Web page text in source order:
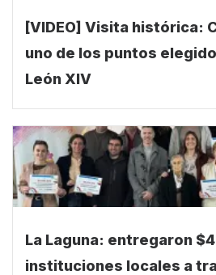
[VIDEO] Visita histórica:
uno de los puntos
León XIV
La Laguna: entregaron
instituciones locales a